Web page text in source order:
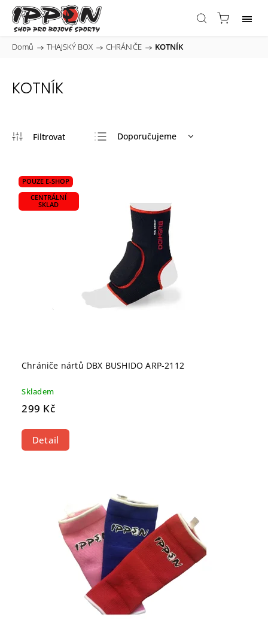
Domů / THAJSKÝ BOX / CHRÁNIČE / KOTNÍK
KOTNÍK
Doporučujeme
Abecedně
POUZE E-SHOP
CENTRÁLNÍ
SKLAD
Chrániče nártů DBX BUSHIDO ARP-2112
Skladem
299 Kč
Detail